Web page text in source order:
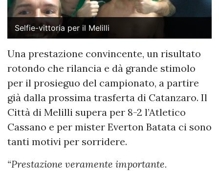
Selfie-vittoria per il Melilli
Una prestazione convincente, un risultato
rotondo che rilancia e dà grande stimolo
per il prosieguo del campionato, a partire
già dalla prossima trasferta di Catanzaro. Il
Città di Melilli supera per 8-2 l’Atletico
Cassano e per mister Everton Batata ci sono
tanti motivi per sorridere.
“Prestazione veramente importante.